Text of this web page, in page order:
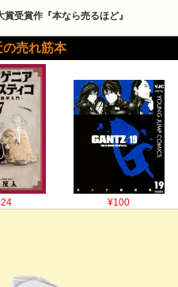
受賞作『本なら売るほど』
売れ筋本
¥100